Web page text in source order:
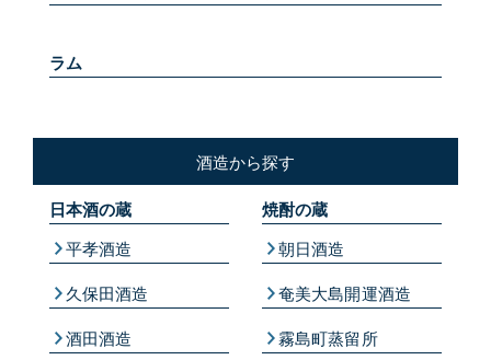
ラム
酒造から探す
日本酒の蔵
平孝酒造
久保田酒造
酒田酒造
焼酎の蔵
朝日酒造
奄美大島開運酒造
霧島町蒸留所